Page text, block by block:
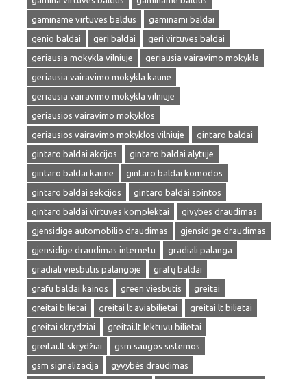
gaminame virtuves baldus
gaminami baldai
genio baldai
geri baldai
geri virtuves baldai
geriausia mokykla vilniuje
geriausia vairavimo mokykla
geriausia vairavimo mokykla kaune
geriausia vairavimo mokykla vilniuje
geriausios vairavimo mokyklos
geriausios vairavimo mokyklos vilniuje
gintaro baldai
gintaro baldai akcijos
gintaro baldai alytuje
gintaro baldai kaune
gintaro baldai komodos
gintaro baldai sekcijos
gintaro baldai spintos
gintaro baldai virtuves komplektai
givybes draudimas
gjensidige automobilio draudimas
gjensidige draudimas
gjensidige draudimas internetu
gradiali palanga
gradiali viesbutis palangoje
grafų baldai
grafu baldai kainos
green viesbutis
greitai
greitai bilietai
greitai lt aviabilietai
greitai lt bilietai
greitai skrydziai
greitai.lt lektuvu bilietai
greitai.lt skrydžiai
gsm saugos sistemos
gsm signalizacija
gyvybės draudimas